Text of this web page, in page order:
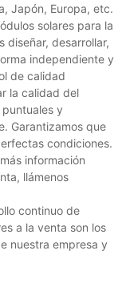
Japón, Europa, etc.
solares para la
diseñar, desarrollar,
independiente y
de calidad
la calidad del
y
Garantizamos que
condiciones.
información
llámenos
continuo de
a la venta son los
nuestra empresa y